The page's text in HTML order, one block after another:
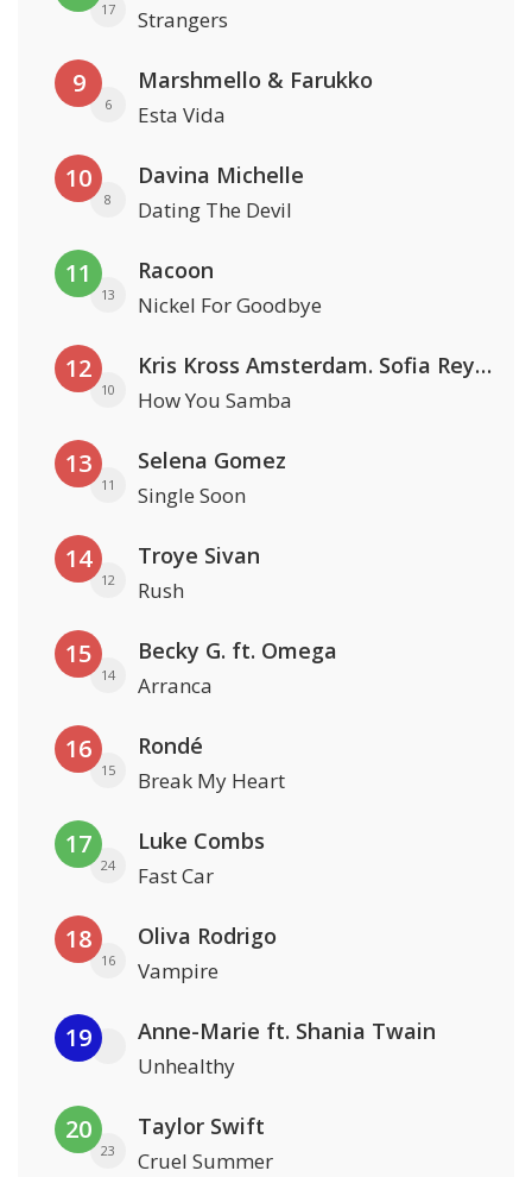
17 Strangers
9
6
Marshmello & Farukko
Esta Vida
10
8
Davina Michelle
Dating The Devil
11
13
Racoon
Nickel For Goodbye
12
10
Kris Kross Amsterdam. Sofia Reyes & Tinie Tempah
How You Samba
13
11
Selena Gomez
Single Soon
14
12
Troye Sivan
Rush
15
14
Becky G. ft. Omega
Arranca
16
15
Rondé
Break My Heart
17
24
Luke Combs
Fast Car
18
16
Oliva Rodrigo
Vampire
19 Anne-Marie ft. Shania Twain
Unhealthy
20
23
Taylor Swift
Cruel Summer